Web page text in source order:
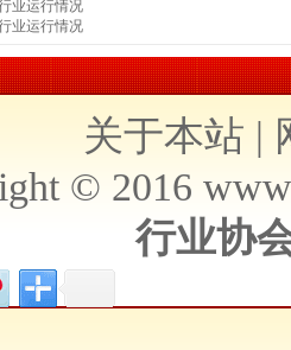
业运行情况
业运行情况
关于本站 |
© 2016
行业协